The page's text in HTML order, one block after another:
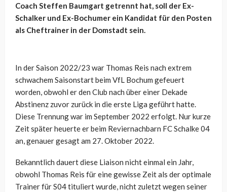
Coach Steffen Baumgart getrennt hat, soll der Ex-
Schalker und Ex-Bochumer ein Kandidat für den Posten
als Cheftrainer in der Domstadt sein.
In der Saison 2022/23 war Thomas Reis nach extrem
schwachem Saisonstart beim VfL Bochum gefeuert
worden, obwohl er den Club nach über einer Dekade
Abstinenz zuvor zurück in die erste Liga geführt hatte.
Diese Trennung war im September 2022 erfolgt. Nur kurze
Zeit später heuerte er beim Reviernachbarn FC Schalke 04
an, genauer gesagt am 27. Oktober 2022.
Bekanntlich dauert diese Liaison nicht einmal ein Jahr,
obwohl Thomas Reis für eine gewisse Zeit als der optimale
Trainer für S04 tituliert wurde, nicht zuletzt wegen seiner